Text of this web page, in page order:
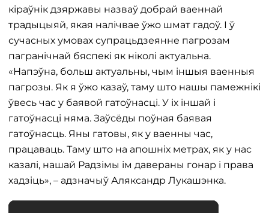
кіраўнік дзяржавы назваў добрай ваеннай
традыцыяй, якая налічвае ўжо шмат гадоў. І ў
сучасных умовах супрацьдзеянне пагрозам
пагранічнай бяспекі як ніколі актуальна.
«Напэўна, больш актуальны, чым іншыя ваенныя
пагрозы. Як я ўжо казаў, таму што нашы памежнікі
ўвесь час у баявой гатоўнасці. У іх іншай і
гатоўнасці няма. Заўсёды поўная баявая
гатоўнасць. Яны гатовы, як у ваенны час,
працаваць. Таму што на апошніх метрах, як у нас
казалі, нашай Радзімы ім давераны гонар і права
хадзіць», – адзначыў Аляксандр Лукашэнка.